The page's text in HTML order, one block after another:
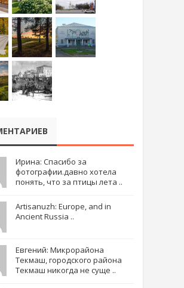
Ирина: Спасибо за
фотографии.давно хотела
понять, что за птицы лета ..
Artisanuzh: Europe, and in
Ancient Russia ..
Евгений: Микрорайона
Текмаш, городского района
Текмаш никогда не суще ..